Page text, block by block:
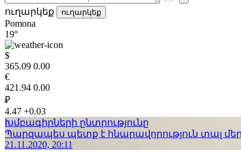
ուղարկեք ուղարկեք
Pomona
19°
$
365.09 0.00
€
421.94 0.00
₽
4.47 +0.03
Խմբագիրների ընտրությունը
Պարզապես պետք է հնարավորություն տալ մեր
21.11.2020, 20:11